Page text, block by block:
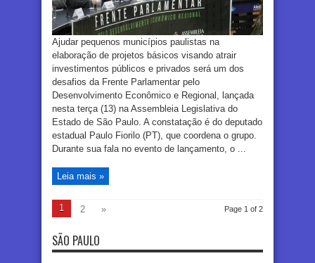
Ajudar pequenos municípios paulistas na
elaboração de projetos básicos visando atrair
investimentos públicos e privados será um dos
desafios da Frente Parlamentar pelo
Desenvolvimento Econômico e Regional, lançada
nesta terça (13) na Assembleia Legislativa do
Estado de São Paulo. A constatação é do deputado
estadual Paulo Fiorilo (PT), que coordena o grupo.
Durante sua fala no evento de lançamento, o ...
Leia mais »
Page 1 of 2
1 2 »
SÃO PAULO